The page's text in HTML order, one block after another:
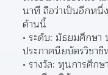
นาที ถือว่าเป็นอีกหนึ่
ด้านนี้
ระดับ: มัธยมศึกษา
ประกาศนียบัตรวิชา
รางวัล: ทุนการศึก